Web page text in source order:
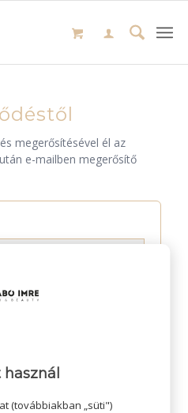
megerősítésével él az
e-mailben megerősítő
(továbbiakban „süti")